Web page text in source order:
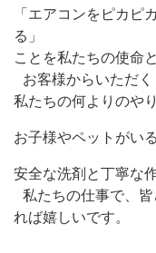
「エアコンをピカピ
る」
ことを私たちの使命
お客様からいただ
私たちの何よりのや
お子様やペットがい
安全な洗剤と丁寧な
私たちの仕事で、
れば嬉しいです。